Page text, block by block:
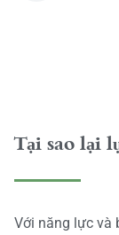
Tại sao lại
Với năng lực và